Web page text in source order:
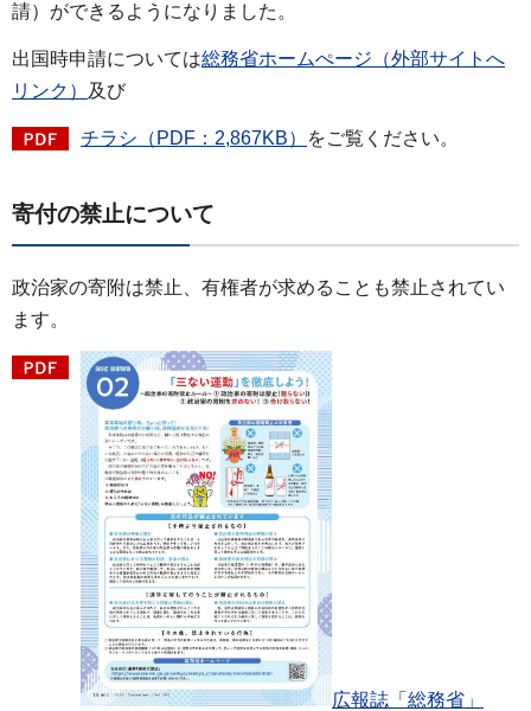
請）ができるようになりました。
出国時申請については総務省ホームぺージ（外部サイトへ
リンク）
及び
チラシ（PDF：2,867KB） をご覧ください。
寄付の禁止について
政治家の寄附は禁止、有権者が求めることも禁止されてい
ます。
広報誌「総務省」